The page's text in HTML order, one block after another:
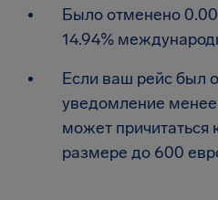
Было отменено
14.94%
Если ваш рейс был
уведомление
может причитаться
размере до 600